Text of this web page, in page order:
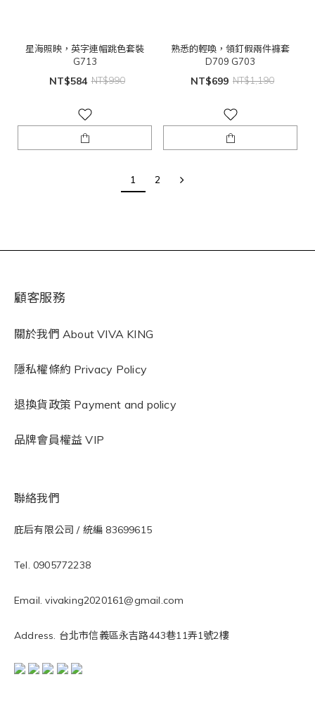
星海照映，英字連帽跳色套裝
G713
NT$584 NT$990
熟悉的輕喚，領釘假兩件褲套
D709 G703
NT$699 NT$1,190
1 2
顧客服務
關於我們 About VIVA KING
隱私權條約 Privacy Policy
退換貨政策 Payment and policy
品牌會員權益 VIP
聯絡我們
庇后有限公司 / 統編 83699615
Tel. 0905772238
Email. vivaking2020161@gmail.com
Address. 台北市信義區永吉路443巷11弄1號2樓